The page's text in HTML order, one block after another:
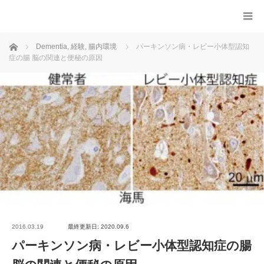
ホーム Dementia, 経験, 腸内環境
パーキンソン病・レビー小体型認知
症の腸 脳の関連と便秘の原因
2016.03.19 最終更新日: 2020.09.6
パーキンソン病・レビー小体型認知症の腸